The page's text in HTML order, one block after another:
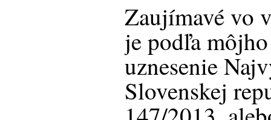
Zaujímavé vo
je podľa
uznesenie
Slovenskej